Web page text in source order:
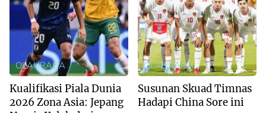
OLAHRAGA
Kualifikasi Piala Dunia
2026 Zona Asia: Jepang
OLAHRAGA
Susunan Skuad Timnas
Hadapi China Sore ini